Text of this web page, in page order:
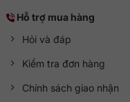
Hỗ trợ mua hàng
Hỏi và đáp
Kiểm tra đơn hàng
Chính sách giao nhận